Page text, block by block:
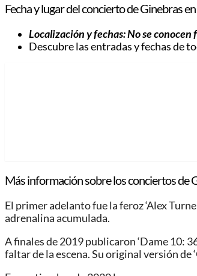
Fecha y lugar del concierto de Ginebras
Localización y fechas:No se conocen
Descubre las entradas y fechas de
Más información sobre los conciertos de
El primer adelanto fue la feroz ‘Alex
adrenalina acumulada.
A finales de 2019 publicaron ‘Dame 10:
faltar de la escena. Su original versión de